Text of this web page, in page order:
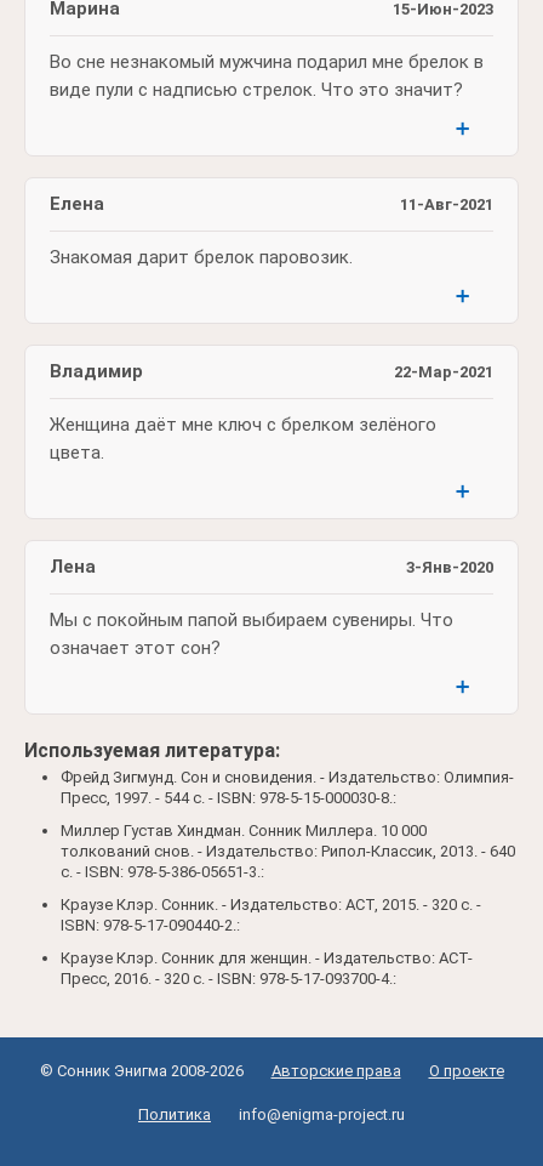
15-Июн-2023
Марина
Во сне незнакомый мужчина подарил мне брелок в
виде пули с надписью стрелок. Что это значит?
➕
11-Авг-2021
Елена
Знакомая дарит брелок паровозик.
➕
22-Мар-2021
Владимир
Женщина даёт мне ключ с брелком зелёного
цвета.
➕
3-Янв-2020
Лена
Мы с покойным папой выбираем сувениры. Что
означает этот сон?
➕
Используемая литература:
Фрейд Зигмунд. Сон и сновидения. - Издательство: Олимпия-
Пресс, 1997. - 544 c. - ISBN: 978-5-15-000030-8.:
Миллер Густав Хиндман. Сонник Миллера. 10 000
толкований снов. - Издательство: Рипол-Классик, 2013. - 640
c. - ISBN: 978-5-386-05651-3.:
Краузе Клэр. Сонник. - Издательство: АСТ, 2015. - 320 c. -
ISBN: 978-5-17-090440-2.:
Краузе Клэр. Сонник для женщин. - Издательство: АСТ-
Пресс, 2016. - 320 c. - ISBN: 978-5-17-093700-4.:
© Сонник Энигма 2008-2026 Авторские права О проекте
Политика info@enigma-project.ru